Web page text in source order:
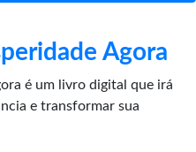
Agora
é um livro digital que irá
e transformar sua